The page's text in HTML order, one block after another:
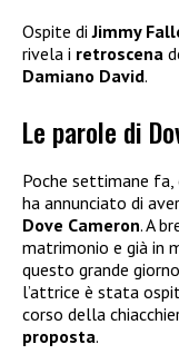
Ospite diJimmy
rivela i retroscena
Damiano David.
Le parole di
Poche settimane fa,
ha annunciato di
Dove Cameron. A
matrimonio e già in
questo grande
l’attrice è stata
corso della
proposta.